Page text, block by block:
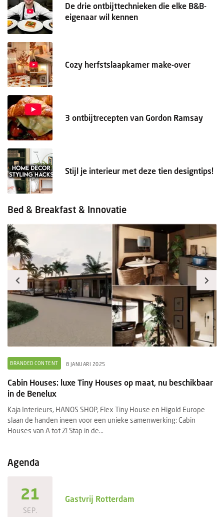
De drie ontbijttechnieken die elke B&B-
eigenaar wil kennen
Cozy herfstslaapkamer make-over
3 ontbijtrecepten van Gordon Ramsay
Stijl je interieur met deze tien designtips!
Bed & Breakfast & Innovatie
BRANDED CONTENT 8 JANUARI 2025
Cabin Houses: luxe Tiny Houses op maat, nu beschikbaar
in de Benelux
Kaja Interieurs, HANOS SHOP, Flex Tiny House en Higold Europe
slaan de handen ineen voor een unieke samenwerking: Cabin
Houses van A tot Z! Stap in de...
Agenda
21
SEP.
Gastvrij Rotterdam